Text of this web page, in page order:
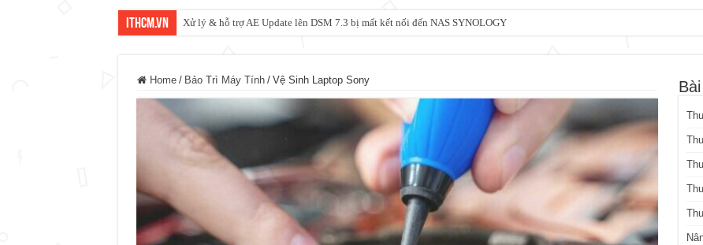
ItHCM.VN Xử lý & hỗ trợ AE Update lên DSM 7.3 bị mất kết nối đến NAS SYNOLOGY
NAS IO DATA N3160 2BAY 4BAY – chạy SYNOLOGY, OMV, CASA OS, TRUENAS, Made in Japan
Home / Bảo Trì Máy Tính / Vệ Sinh Laptop Sony